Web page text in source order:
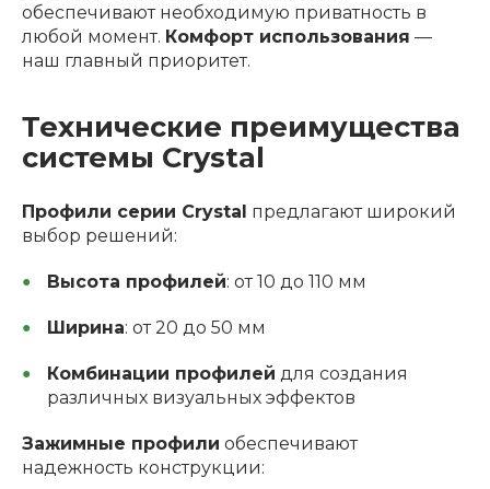
обеспечивают необходимую приватность в
любой момент. Комфорт использования —
наш главный приоритет.
Технические преимущества
системы Crystal
Профили серии Crystal предлагают широкий
выбор решений:
Высота профилей: от 10 до 110 мм
Ширина: от 20 до 50 мм
Комбинации профилей для создания
различных визуальных эффектов
Зажимные профили обеспечивают
надежность конструкции: